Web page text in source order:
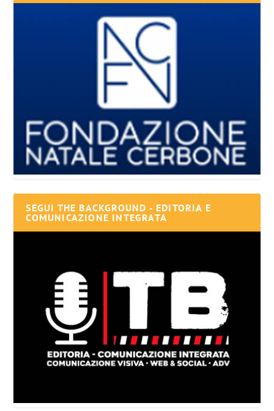
SEGUI THE BACKGROUND - EDITORIA E
COMUNICAZIONE INTEGRATA